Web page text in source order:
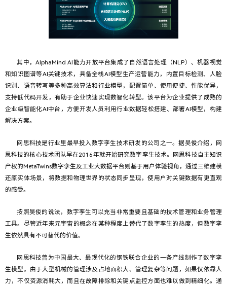
其中，AlphaMind AI能力开放平台集成了自然语言处理（NLP）、机器视觉
和知识图谱等AI关键技术，具备全栈AI模型生产运营能力，内置目标检测、人脸
识别、语音转写等多种高效算法和行业模型，配置简单、使用便捷、性能优异，
支持低代码开发，有助于企业快速实现数智化转型。该平台为企业提供了成熟的
企业级智能化AI中台，方便开发人员利用行业数据轻松搭建、部署AI模型，构建
解决方案。
网思科技是行业里最早投入数字孪生技术研发的公司之一。据吴俊介绍，网
思科技的核心技术团队早在2016年就开始研究数字孪生技术。网思科技自主知识
产权的MetaTwins数字孪生及工业大数据平台则基于用户体验视角，通过三维建模
还原实体场景，将数据和物理世界的状态同步呈现，使用户对关键数据有更直观
的感受。
按照吴俊的说法，数字孪生可以充当非常重要且基础的技术管理和业务管理
工具。尽管近年来元宇宙的概念在某种程度上替代了数字孪生的热度，但数字孪
生依然具有不可替代的价值。
网思科技曾为中国最大、最现代化的钢铁联合企业的一条产线制作了数字孪
生模型。由于大型机械的管理涉及占地面积大、管理复杂等问题，如果仅依靠人
力，不仅资源消耗大，而且在故障排除和关键点监控方面也难以做到精细化。通